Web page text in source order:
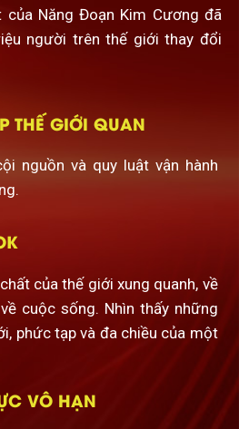
của Năng Đoạn Kim Cương đã
người trên thế giới thay đổi
nguồn và quy luật vận hành
THẾ GIỚI QUAN
của thế giới xung quanh, về
cuộc sống. Nhìn thấy những
phức tạp và đa chiều của một
VÔ HẠN